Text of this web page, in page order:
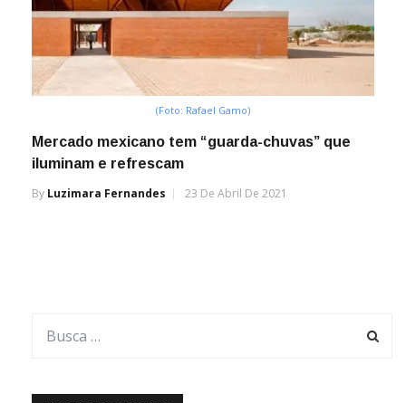
(Foto: Rafael Gamo)
Mercado mexicano tem “guarda-chuvas” que
iluminam e refrescam
By Luzimara Fernandes 23 De Abril De 2021